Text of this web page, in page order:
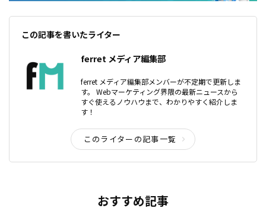
この記事を書いたライター
ferret メディア編集部
ferret メディア編集部メンバーが不定期で更新しま
す。 Webマーケティング界隈の最新ニュースから
すぐ使えるノウハウまで、わかりやすく紹介しま
す！
このライターの記事一覧
おすすめ記事